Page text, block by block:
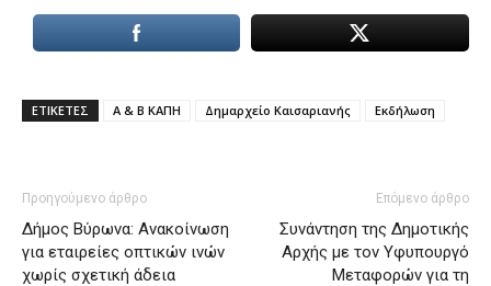
ΕΤΙΚΕΤΕΣ Α & Β ΚΑΠΗ Δημαρχείο Καισαριανής Εκδήλωση
Προηγούμενο άρθρο
Δήμος Βύρωνα: Ανακοίνωση
για εταιρείες οπτικών ινών
χωρίς σχετική άδεια
Επόμενο άρθρο
Συνάντηση της Δημοτικής
Αρχής με τον Υφυπουργό
Μεταφορών για τη